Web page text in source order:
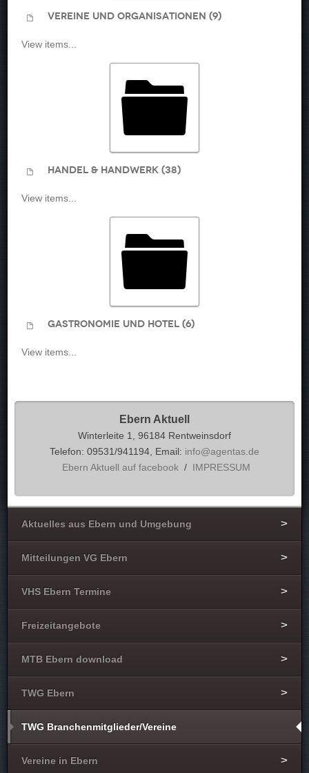
Vereine und Organisationen (9)
View items...
Handel & Handwerk (38)
View items...
Gastronomie und Hotel (6)
View items...
Ebern Aktuell
Winterleite 1, 96184 Rentweinsdorf
Telefon: 09531/941194, Email: info@agentas.de
Ebern Aktuell auf facebook/ IMPRESSUM
Aktuelles aus Ebern und Umgebung
Mitteilungen VG Ebern
VHS Ebern Termine
Freizeitangebote
MTB Ebern download
TWG Ebern
TWG Branchenmitglieder/Vereine
Vereine in Ebern